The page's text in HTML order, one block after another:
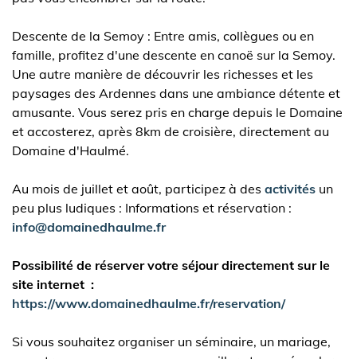
Descente de la Semoy : Entre amis, collègues ou en
famille, profitez d'une descente en canoë sur la Semoy.
Une autre manière de découvrir les richesses et les
paysages des Ardennes dans une ambiance détente et
amusante. Vous serez pris en charge depuis le Domaine
et accosterez, après 8km de croisière, directement au
Domaine d'Haulmé.
Au mois de juillet et août, participez à des activités un
peu plus ludiques : Informations et réservation :
info@domainedhaulme.fr
Possibilité de réserver votre séjour directement sur le
site internet :
https://www.domainedhaulme.fr/reservation/
Si vous souhaitez organiser un séminaire, un mariage,